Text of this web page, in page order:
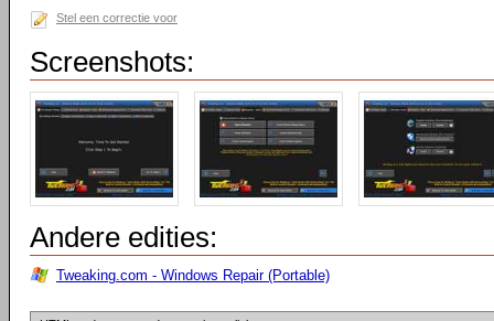
Stel een correctie voor
Screenshots:
Andere edities:
Tweaking.com - Windows Repair (Portable)